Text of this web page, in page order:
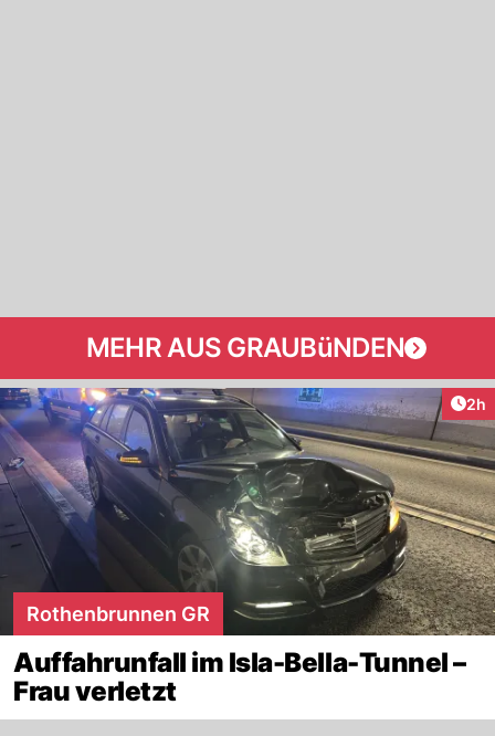
MEHR AUS GRAUBüNDEN
2h
Rothenbrunnen GR
Auffahrunfall im Isla-Bella-Tunnel –
Frau verletzt